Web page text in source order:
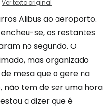
Ver texto original
Alibus ao aeroporto.
se, os restantes
no segundo. O
mas organizado
mesa que o gere na
não tem de ser uma hora
a dizer que é